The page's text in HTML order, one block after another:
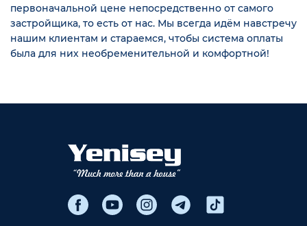
первоначальной цене непосредственно от самого
застройщика, то есть от нас. Мы всегда идём навстречу
нашим клиентам и стараемся, чтобы система оплаты
была для них необременительной и комфортной!